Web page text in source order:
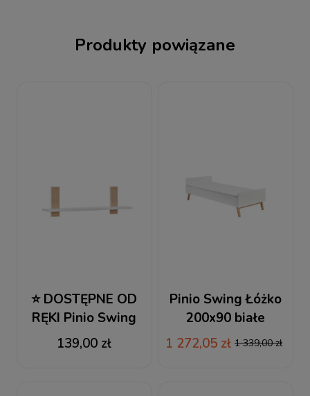
Produkty powiązane
⭐ DOSTĘPNE OD
RĘKI Pinio Swing
Półka wisząca biała
139,00 zł
Pinio Swing Łóżko
200x90 białe
1 272,05 zł 1 339,00 zł